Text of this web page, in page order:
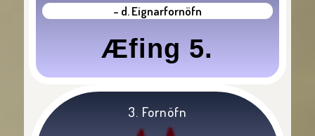
- d. Eignarfornöfn
Æfing 5.
3. Fornöfn